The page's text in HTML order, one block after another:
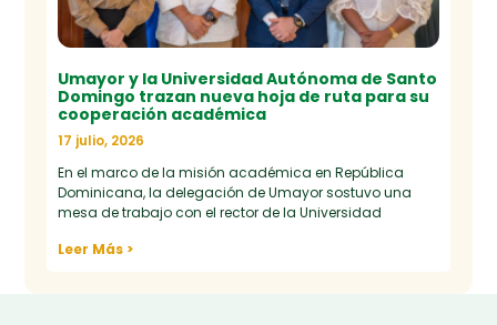
Umayor y la Universidad Autónoma de Santo
Domingo trazan nueva hoja de ruta para su
cooperación académica
17 julio, 2026
En el marco de la misión académica en República
Dominicana, la delegación de Umayor sostuvo una
mesa de trabajo con el rector de la Universidad
Leer Más >